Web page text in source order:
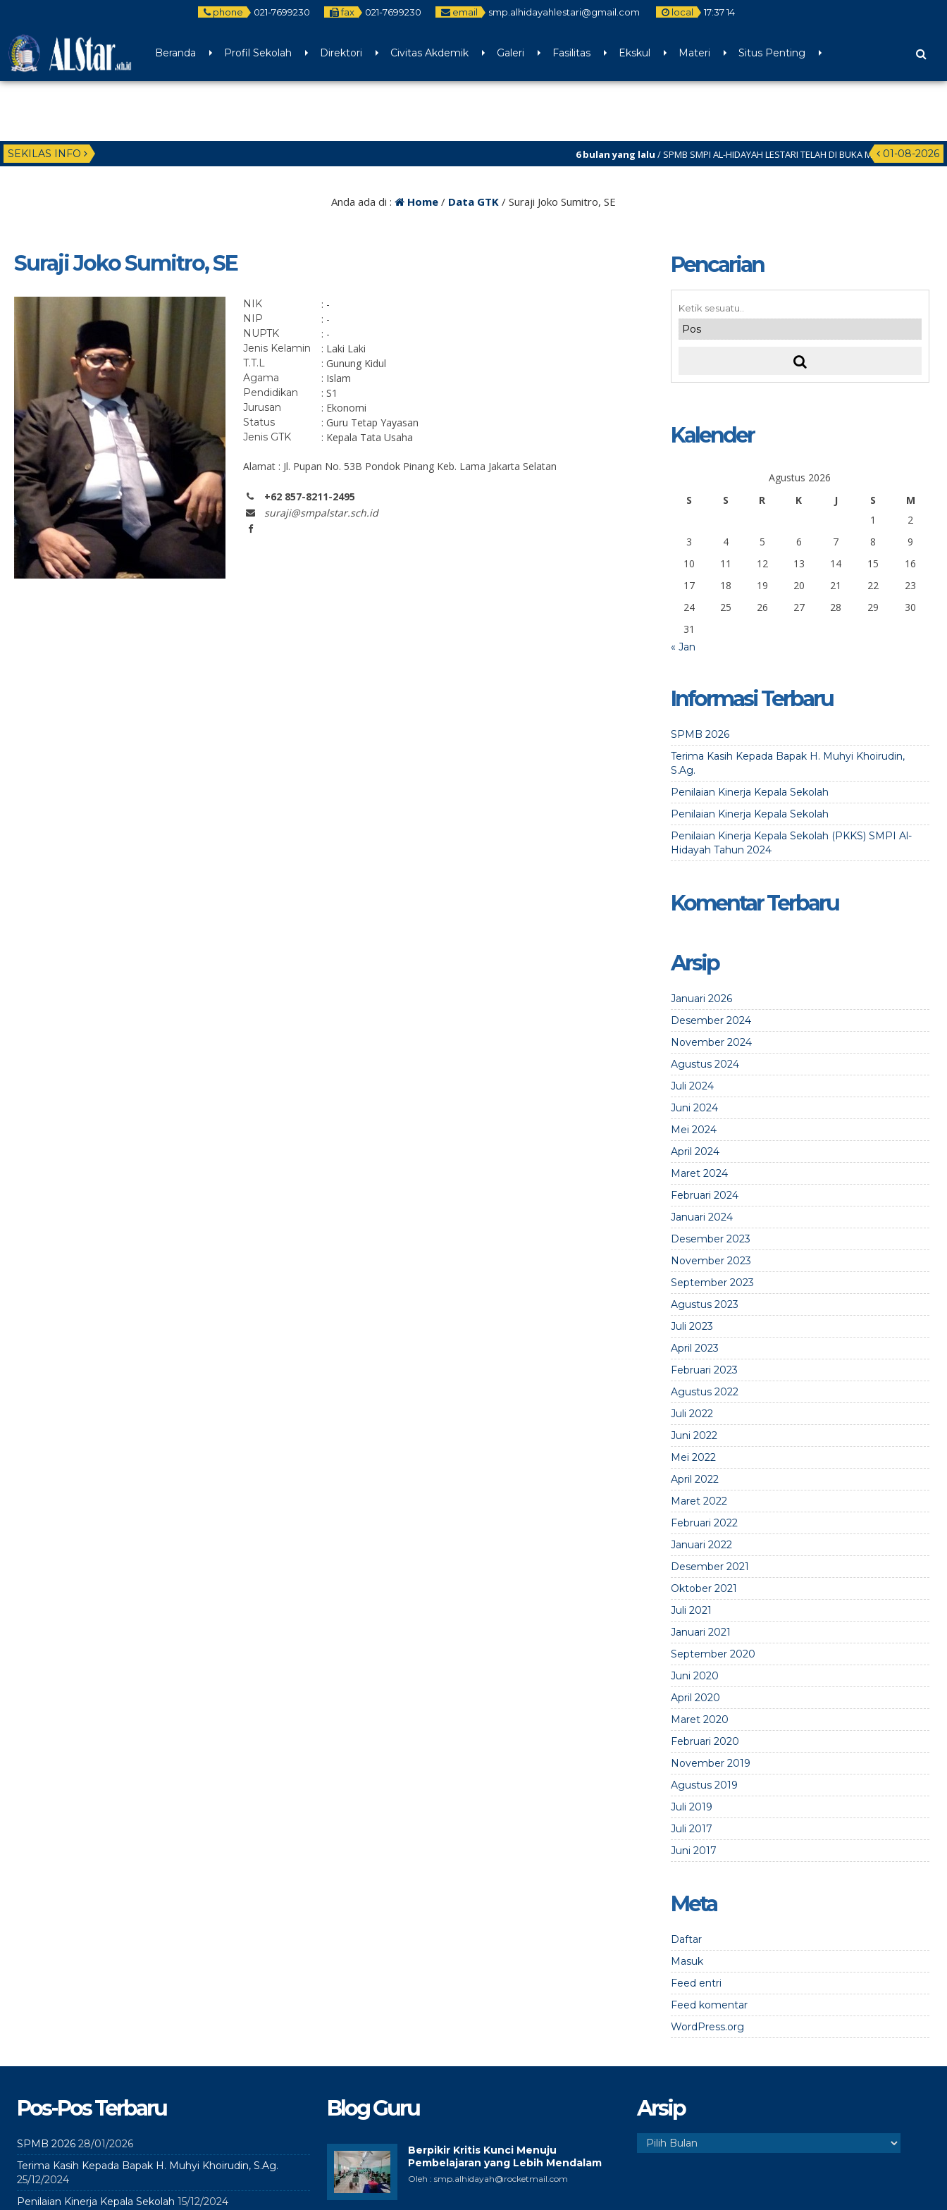
phone 021-7699230 fax 021-7699230 email smp.alhidayahlestari@gmail.com local 17:37 15
Beranda Profil Sekolah Direktori Civitas Akdemik Galeri Fasilitas Ekskul Materi Situs Penting
SEKILAS INFO 01-08-2026
6 bulan yang lalu/ SPMB SMPI AL-HIDAYAH LESTARI TELAH DI BUKA MULAI BULAN JANUARI – JUNI
Anda ada di : Home / Data GTK / Suraji Joko Sumitro, SE
Suraji Joko Sumitro, SE
NIK : -
NIP : -
NUPTK : -
Jenis Kelamin : Laki Laki
T.T.L : Gunung Kidul
Agama : Islam
Pendidikan : S1
Jurusan : Ekonomi
Status : Guru Tetap Yayasan
Jenis GTK : Kepala Tata Usaha
Alamat : Jl. Pupan No. 53B Pondok Pinang Keb. Lama Jakarta Selatan
+62 857-8211-2495
suraji@smpalstar.sch.id
Pencarian
Kalender
Agustus 2026
S
S R K J S
M
1
2
3
4 5 6 7 8
9
10
11 12 13 14 15
16
17
18 19 20 21 22
23
24
25 26 27 28 29
30
31
« Jan
Informasi Terbaru
SPMB 2026
Terima Kasih Kepada Bapak H. Muhyi Khoirudin,
S.Ag.
Penilaian Kinerja Kepala Sekolah
Penilaian Kinerja Kepala Sekolah
Penilaian Kinerja Kepala Sekolah (PKKS) SMPI Al-
Hidayah Tahun 2024
Komentar Terbaru
Arsip
Januari 2026
Desember 2024
November 2024
Agustus 2024
Juli 2024
Juni 2024
Mei 2024
April 2024
Maret 2024
Februari 2024
Januari 2024
Desember 2023
November 2023
September 2023
Agustus 2023
Juli 2023
April 2023
Februari 2023
Agustus 2022
Juli 2022
Juni 2022
Mei 2022
April 2022
Maret 2022
Februari 2022
Januari 2022
Desember 2021
Oktober 2021
Juli 2021
Januari 2021
September 2020
Juni 2020
April 2020
Maret 2020
Februari 2020
November 2019
Agustus 2019
Juli 2019
Juli 2017
Juni 2017
Meta
Daftar
Masuk
Feed entri
Feed komentar
WordPress.org
Pos-Pos Terbaru
SPMB 2026 28/01/2026
Terima Kasih Kepada Bapak H. Muhyi Khoirudin, S.Ag.
25/12/2024
Penilaian Kinerja Kepala Sekolah 15/12/2024
Blog Guru
Berpikir Kritis Kunci Menuju
Pembelajaran yang Lebih Mendalam
Oleh : smp.alhidayah@rocketmail.com
Arsip
Arsip